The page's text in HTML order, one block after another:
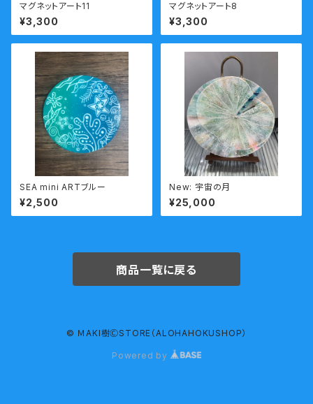
マグネットアート11
¥3,300
マグネットアート8
¥3,300
SEA mini ARTブルー
¥2,500
New: 宇宙の月
¥25,000
商品一覧に戻る
© ＭAKI樹ⒸSTORE（ALOHAHOKUSHOP）
Powered by